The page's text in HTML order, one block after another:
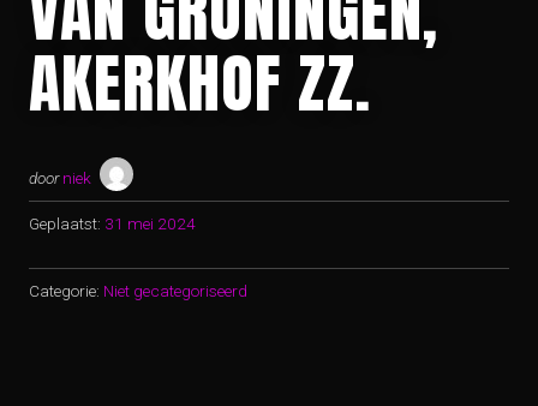
AKERKHOF ZZ.
door niek
Geplaatst: 31 mei 2024
Categorie: Niet gecategoriseerd